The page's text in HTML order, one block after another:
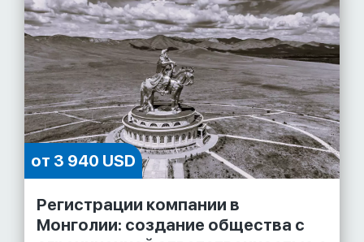
от 3 940 USD
Регистрации компании в
Монголии: создание общества с